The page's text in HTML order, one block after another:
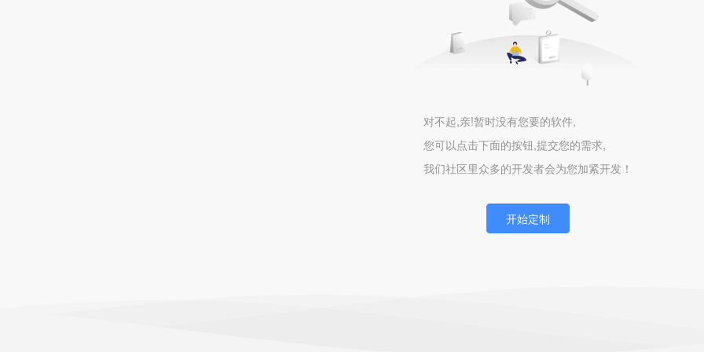
对不起,亲!暂时没有您要的软件,
您可以点击下面的按钮,提交您的需求,
我们社区里众多的开发者会为您加紧开发！
开始定制